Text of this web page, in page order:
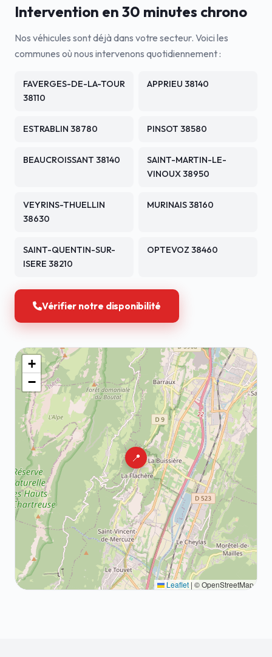
Intervention en 30 minutes chrono
Nos véhicules sont déjà dans votre secteur. Voici les
communes où nous intervenons quotidiennement :
FAVERGES-DE-LA-TOUR
38110
APPRIEU 38140
ESTRABLIN 38780 PINSOT 38580
BEAUCROISSANT 38140
SAINT-MARTIN-LE-
VINOUX 38950
VEYRINS-THUELLIN
38630
MURINAIS 38160
SAINT-QUENTIN-SUR-
ISERE 38210
OPTEVOZ 38460
Vérifier notre disponibilité
📍
+
−
Leaflet | © OpenStreetMap